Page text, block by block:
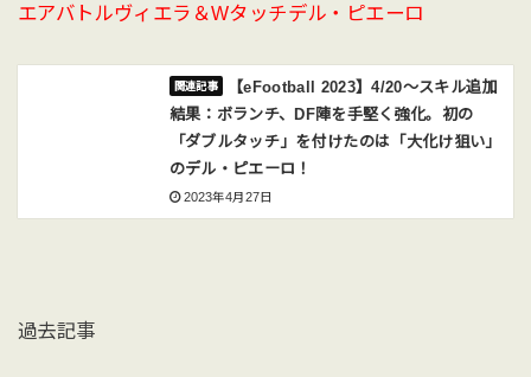
エアバトルヴィエラ＆Wタッチデル・ピエーロ
【eFootball 2023】4/20〜スキル追加
結果：ボランチ、DF陣を手堅く強化。初の
「ダブルタッチ」を付けたのは「大化け狙い」
のデル・ピエーロ！
2023年4月27日
過去記事